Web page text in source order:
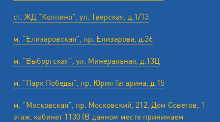
ст. ЖД "Колпино", ул. Тверская, д.1/13
м. "Елизаровская", пр. Елизарова, д.36
м. "Выборгская", ул. Минеральная, д.13Ц
м. "Парк Победы", пр. Юрия Гагарина, д.15
м. "Московская", пр. Московский, 212, Дом Советов, 1
этаж, кабинет 1130 (В данном месте принимаем